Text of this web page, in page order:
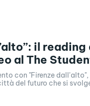
il
al The
con "Firenze
del futuro che si